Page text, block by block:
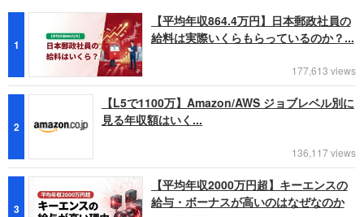
1
【平均年収864.4万円】日本郵政社員の
給料は実際いくらもらっているのか？...
177,613 views
2
【L5で1100万】Amazon/AWS ジョブレベル別に
見る年収額はいく...
136,117 views
3
【平均年収2000万円超】キーエンスの
給与・ボーナスが高いのはなぜなのか